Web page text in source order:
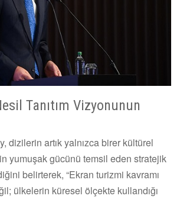
Tanıtım Vizyonunun
dizilerin artık yalnızca birer kültürel
yumuşak gücünü temsil eden stratejik
belirterek, “Ekran turizmi kavramı
ülkelerin küresel ölçekte kullandığı